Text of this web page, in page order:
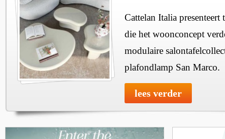
Cattelan Italia
die het woonconcept
modulaire
plafondlamp San Marco.
lees verder